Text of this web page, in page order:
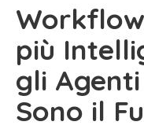
più
gli
Sono il